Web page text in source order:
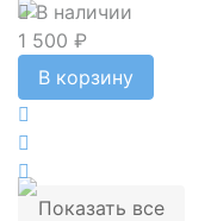
В наличии
1 500 ₽
В корзину
Показать все